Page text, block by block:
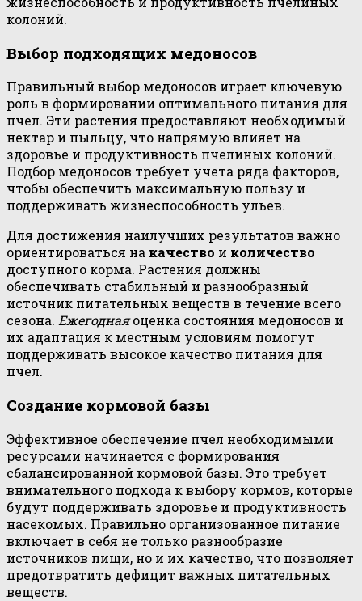
колоний.
Выбор подходящих медоносов
Правильный выбор медоносов играет ключевую
роль в формировании оптимального питания для
пчел. Эти растения предоставляют необходимый
нектар и пыльцу, что напрямую влияет на
здоровье и продуктивность пчелиных колоний.
Подбор медоносов требует учета ряда факторов,
чтобы обеспечить максимальную пользу и
поддерживать жизнеспособность ульев.
Для достижения наилучших результатов важно
ориентироваться на качество и количество
доступного корма. Растения должны
обеспечивать стабильный и разнообразный
источник питательных веществ в течение всего
сезона. Ежегоднаяоценка состояния медоносов и
их адаптация к местным условиям помогут
поддерживать высокое качество питания для
пчел.
Создание кормовой базы
Эффективное обеспечение пчел необходимыми
ресурсами начинается с формирования
сбалансированной кормовой базы. Это требует
внимательного подхода к выбору кормов, которые
будут поддерживать здоровье и продуктивность
насекомых. Правильно организованное питание
включает в себя не только разнообразие
источников пищи, но и их качество, что позволяет
предотвратить дефицит важных питательных
веществ.